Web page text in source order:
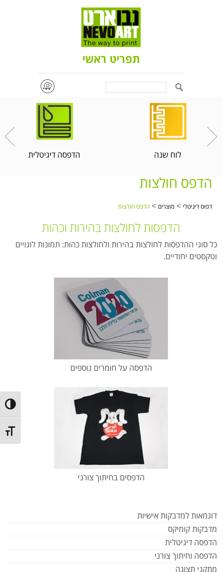
size
תפריט ראשי
Search
הדפסה דיגיטלית לוח שנה
הדפס חולצות
דפוס דיגיטלי > מוצרים > הדפס חולצות
הדפסות לחולצות בהירות וכהות
כל סוגי ההדפסות לחולצות בהירות ולחולצות כהות: תמונות לוגויים
וטקסטים יחודיים.
הדפסה על חומרים נוספים
הדפסים בחיתוך צורני
דוגמאות למדבקות אישיות
מדבקות קומיקס
הדפסה דיגיטלית
הדפסה וחיתוך צורני
מתקני תצוגה